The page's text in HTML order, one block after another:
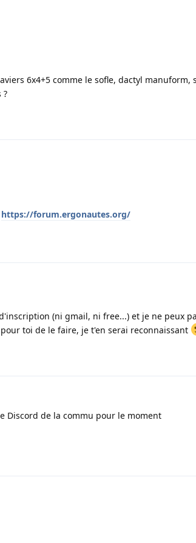
6x4+5 comme le sofle, dactyl manuform,
?
https://forum.ergonautes.org/
(ni gmail, ni free...) et je ne peux
toi de le faire, je t'en serai reconnaissant
Discord de la commu pour le moment